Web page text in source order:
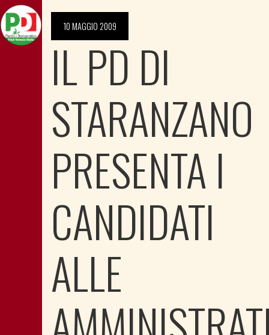
10 MAGGIO 2009
IL PD DI
STARANZANO
PRESENTA I
CANDIDATI
ALLE